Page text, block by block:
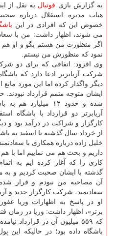
به گزارش بازی فوتبال به نقل از
هیات مدیره استقلال درباره
خصوص این که افرادی در این
می شوند، اظهار داشت: من با
نمود که منظورش من نیستم.
وی افزود: اتفاقی که برای دو
شرکت آریابرتر ادعا دارد که
دیگر واگذار کرده اما این مورد
ایشان متوجه متمم قرارداد نبودند.
شده و حدود ۱۲
آریابرتر دو قرارداد با
کارگزار و شراکت در درآمد بود و
از خرداد سال گذشته تا اسفند به
خلیل زاده درباره همکاری با
داریم و بحث هم می نماییم اما با
کاری را که آغاز کرده ایم به
گذشته با ایشان صحبت کردیم و
آن مصاحبه من نبودم و قرار
سعادتمند، شرکت کارگزار جدید و
او در پاسخ به اظهارات وریا
برتر»، اظهار داشت: وریا در زمان
که ۵۵۹ میلیون آن در قرارداد
باشگاه داده بود؛ در حالیکه این